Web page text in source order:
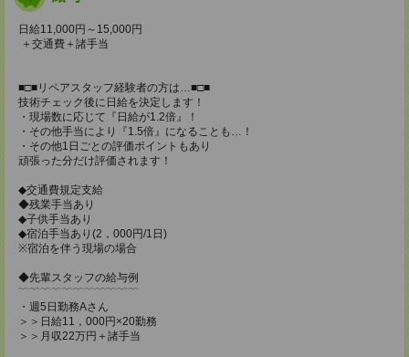
日給11,000円～15,000円
＋交通費＋諸手当
■□■リペアスタッフ経験者の方は…■□■
技術チェック後に日給を決定します！
・現場数に応じて『日給が1.2倍』！
・その他手当により『1.5倍』になることも…！
・その他1日ごとの評価ポイントもあり
頑張った分だけ評価されます！
◆交通費規定支給
◆残業手当あり
◆子供手当あり
◆宿泊手当あり(2，000円/1日)
※宿泊を伴う現場の場合
◆先輩スタッフの給与例
﹋﹋﹋﹋﹋﹋﹋﹋﹋﹋﹋
・週5日勤務Aさん
＞＞日給11，000円×20勤務
＞＞月収22万円＋諸手当